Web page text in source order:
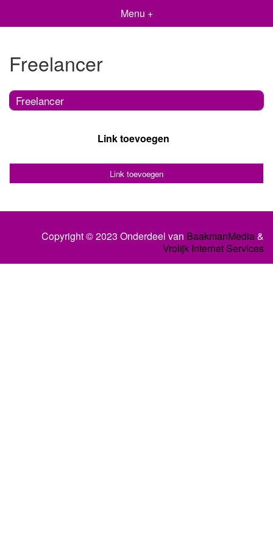
Menu +
Freelancer
Freelancer
Link toevoegen
Link toevoegen
Copyright © 2023 Onderdeel van BaakmanMedia&
Vrolijk Internet Services